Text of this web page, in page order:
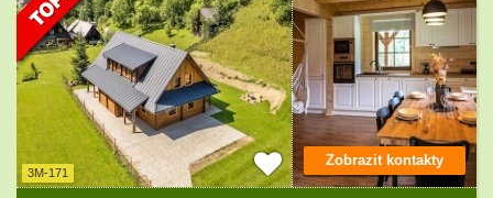
3M-171
Zobrazit kontakty